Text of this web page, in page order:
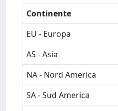
Continente
EU - Europa
AS - Asia
NA - Nord America
SA - Sud America